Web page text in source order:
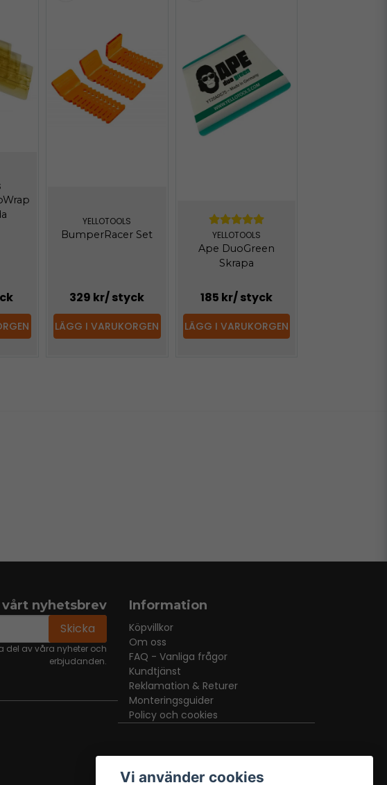
YELLOTOOLS
BumperRacer Set
329 kr/ styck
LÄGG I VARUKORGEN
YELLOTOOLS
Ape DuoGreen
Skrapa
185 kr/ styck
LÄGG I VARUKORGEN
nyhetsbrev
Skicka
del av våra nyheter och
erbjudanden.
Information
Köpvillkor
Om oss
FAQ - Vanliga frågor
Kundtjänst
Reklamation & Returer
Monteringsguider
Policy och cookies
Vi använder cookies